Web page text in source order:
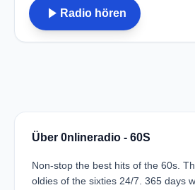
play_arrow Radio hören
Über 0nlineradio - 60S
Non-stop the best hits of the 60s.
oldies of the sixties 24/7. 365 days